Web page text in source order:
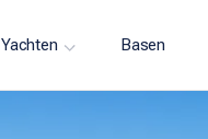
Yachten Basen